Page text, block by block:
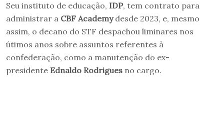
Seu instituto de educação, IDP, tem contrato para
administrar a CBF Academydesde 2023, e, mesmo
assim, o decano do STF despachou liminares nos
útimos anos sobre assuntos referentes à
confederação, como a manutenção do ex-
presidente Ednaldo Rodrigues no cargo.